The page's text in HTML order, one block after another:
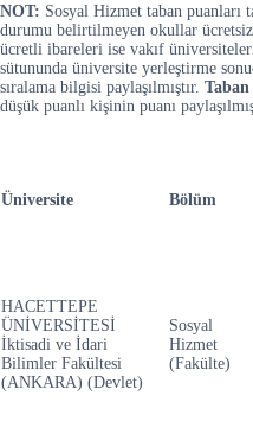
NOT: Sosyal Hizmet taban puanları
durumu belirtilmeyen okullar
ücretli ibareleri ise vakıf
sütununda üniversite yerleştirme
sıralama bilgisi paylaşılmıştır. Taban
düşük puanlı kişinin puanı
Üniversite Bölüm
HACETTEPE
ÜNİVERSİTESİ
İktisadi ve İdari
Bilimler Fakültesi
(ANKARA) (Devlet)
Sosyal
Hizmet
(Fakülte)